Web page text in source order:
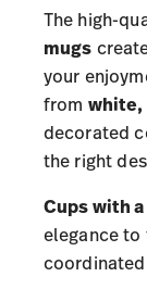
The high-
mugs
your
from white,
decorated
the right
Cups with
elegance